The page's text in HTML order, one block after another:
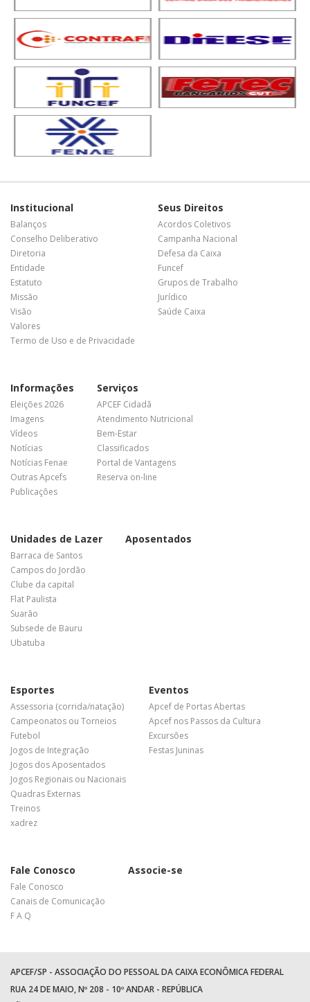
Institucional
Balanços
Conselho Deliberativo
Diretoria
Entidade
Estatuto
Missão
Visão
Valores
Termo de Uso e de Privacidade
Seus Direitos
Acordos Coletivos
Campanha Nacional
Defesa da Caixa
Funcef
Grupos de Trabalho
Jurídico
Saúde Caixa
Informações
Eleições 2026
Imagens
Vídeos
Notícias
Notícias Fenae
Outras Apcefs
Publicações
Serviços
APCEF Cidadã
Atendimento Nutricional
Bem-Estar
Classificados
Portal de Vantagens
Reserva on-line
Unidades de Lazer
Barraca de Santos
Campos do Jordão
Clube da capital
Flat Paulista
Suarão
Subsede de Bauru
Ubatuba
Aposentados
Esportes
Assessoria (corrida/natação)
Campeonatos ou Torneios
Futebol
Jogos de Integração
Jogos dos Aposentados
Jogos Regionais ou Nacionais
Quadras Externas
Treinos
xadrez
Eventos
Apcef de Portas Abertas
Apcef nos Passos da Cultura
Excursões
Festas Juninas
Fale Conosco
Fale Conosco
Canais de Comunicação
F A Q
Associe-se
APCEF/SP - ASSOCIAÇÃO DO PESSOAL DA CAIXA ECONÔMICA FEDERAL
RUA 24 DE MAIO, Nº 208 - 10º ANDAR - REPÚBLICA